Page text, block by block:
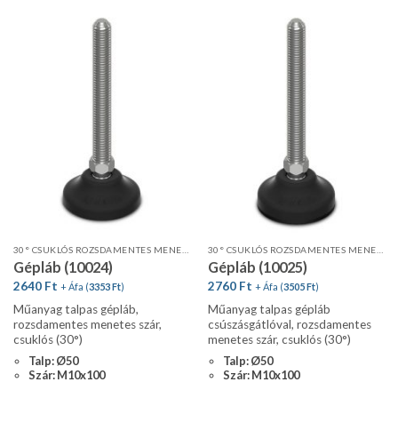
Gépláb (10024)
2640 Ft + Áfa (3353Ft)
Műanyag talpas gépláb,
rozsdamentes menetes szár,
csuklós (30°)
Talp: Ø50
Szár: M10x100
Gépláb (10025)
2760 Ft + Áfa (3505Ft)
Műanyag talpas gépláb
csúszásgátlóval, rozsdamentes
menetes szár, csuklós (30°)
Talp: Ø50
Szár: M10x100